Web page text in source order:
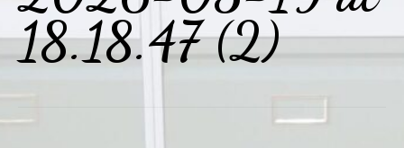
18.18.47 (2)